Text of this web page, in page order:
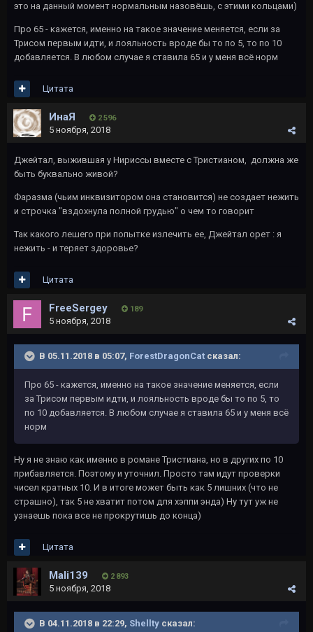
это на данный момент нормальным назовёшь, с этими кольцами)
Про 65 - кажется, именно на такое значение меняется, если за
Трисом первым идти, и лояльность вроде бы то по 5, то по 10
добавляется. В любом случае я ставила 65 и у меня всё норм
Цитата
ИнаЯ 2 596
5 ноября, 2018
Джейтал, выжившая у Нириссы вместе с Тристианом, должна же
быть буквально живой?
Фаразма (чьим инквизитором она становится) не создает нежить
и строчка "вздохнула полной грудью" о чем то говорит
Так какого лешего при попытке излечить ее, Джейтал орет : я
нежить - и теряет здоровье?
Цитата
FreeSergey 189
5 ноября, 2018
В 05.11.2018 в 05:07, ForestDragonCat сказал:
Про 65 - кажется, именно на такое значение меняется, если
за Трисом первым идти, и лояльность вроде бы то по 5, то
по 10 добавляется. В любом случае я ставила 65 и у меня всё
норм
Ну я не знаю как именно в романе Тристиана, но в других по 10
прибавляется. Поэтому и уточнил. Просто там идут проверки
чисел кратных 10. И в итоге может быть как 5 лишних (что не
страшно), так 5 не хватит потом для хэппи энда) Ну тут уж не
узнаешь пока все не прокрутишь до конца)
Цитата
Mali139 2 893
5 ноября, 2018
В 04.11.2018 в 22:29, Shellty сказал: